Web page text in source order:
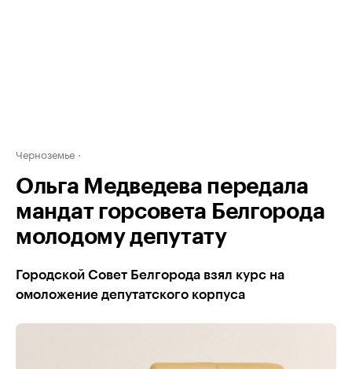
Черноземье
Ольга Медведева передала
мандат горсовета Белгорода
молодому депутату
Городской Совет Белгорода взял курс на
омоложение депутатского корпуса